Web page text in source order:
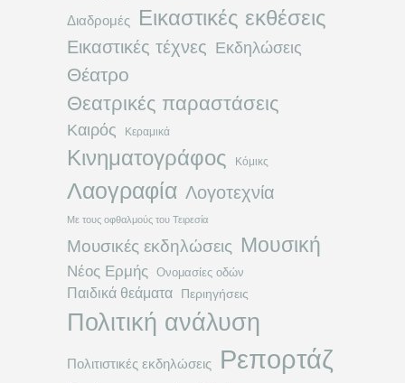
Διαδρομές Εικαστικές εκθέσεις
Εικαστικές τέχνες Εκδηλώσεις
Θέατρο
Θεατρικές παραστάσεις
Καιρός Κεραμικά
Κινηματογράφος Κόμικς
Λαογραφία Λογοτεχνία
Με τους οφθαλμούς του Τειρεσία
Μουσικές εκδηλώσεις Μουσική
Νέος Ερμής Ονομασίες οδών
Παιδικά θεάματα Περιηγήσεις
Πολιτική ανάλυση
Πολιτιστικές εκδηλώσεις Ρεπορτάζ